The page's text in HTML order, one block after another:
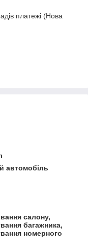
платежі (Нова
автомобіль
салону,
багажника,
номерного